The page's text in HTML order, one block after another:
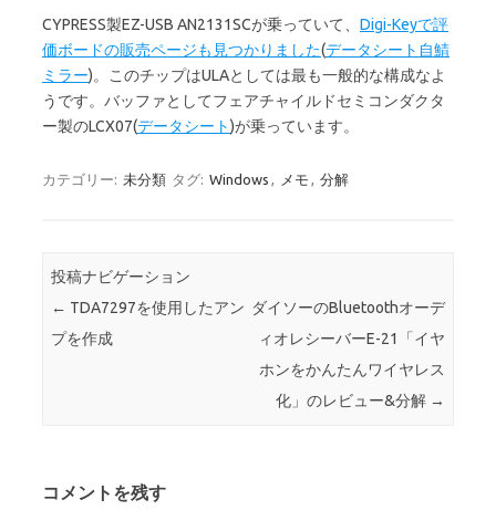
CYPRESS製EZ-USB AN2131SCが乗っていて、 Digi-Keyで評
価ボードの販売ページも見つかりました(データシート自鯖
ミラー)。このチップはULAとしては最も一般的な構成なよ
うです。バッファとしてフェアチャイルドセミコンダクタ
ー製のLCX07(データシート)が乗っています。
カテゴリー: 未分類 タグ: Windows , メモ , 分解
投稿ナビゲーション
← TDA7297を使用したアン
プを作成
ダイソーのBluetoothオーデ
ィオレシーバーE-21「イヤ
ホンをかんたんワイヤレス
化」のレビュー&分解 →
コメントを残す